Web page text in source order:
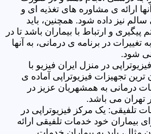
آنها ارائه ی مشاوره های تغذیه ای و
نیز داده شود. همچنین، باید
و ارتباط با بیماران باشد تا در
تغییرات در برنامه ی درمانی، به آنها
شود.
در منزل ایران فیزیو با
تجهیزات فیزیوتراپی آماده ی
درمانی به همشهریان عزیز در
می باشد.
تلفیقی: یک مرکز فیزیوتراپی در
بیماران خود خدمات تلفیقی ارائه